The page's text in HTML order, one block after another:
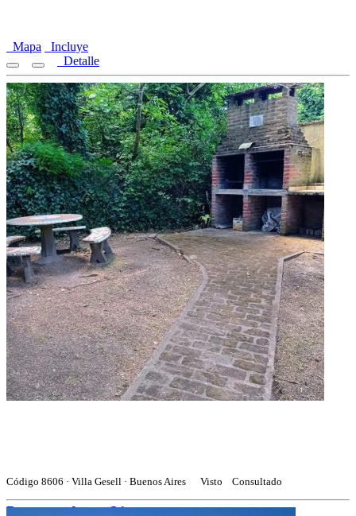
Mapa
Incluye
Detalle
Código 8606 · Villa Gesell · Buenos Aires Visto Consultado
Puertas adentro31